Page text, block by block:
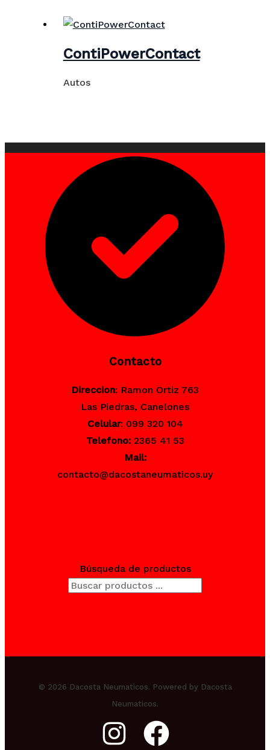
ContiPowerContact
Autos
Contacto
Direccion: Ramon Ortiz 763
Las Piedras, Canelones
Celular: 099 320 104
Telefono:2365 41 53
Mail:
contacto@dacostaneumaticos.uy
Búsqueda de productos
© 2026 Dacosta Neumaticos. Powered by Dacosta
Neumaticos.